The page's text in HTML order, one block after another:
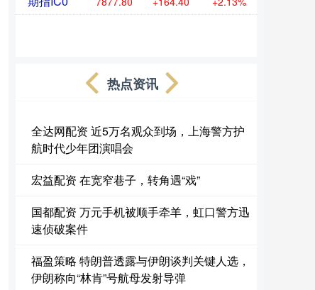
热点资讯
全达网配资 近5万名观众到场，上海警方护
航时代少年团演唱会
宏益配资 在宽窄巷子，转角遇“戏”
国都配资 万元手机被顺手牵羊，虹口警方迅
速侦破案件
福盈策略 特朗普透露与伊朗谈判关键人选，
伊朗称向“林肯”号航母发射导弹